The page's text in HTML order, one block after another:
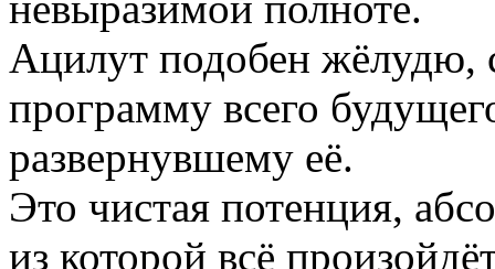
Ацилут подобен жёлудю,
программу всего
развернувшему её.
Это чистая потенция,
из которой всё